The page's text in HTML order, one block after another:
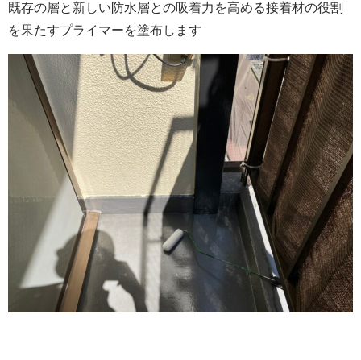
既存の層と新しい防水層との吸着力を高める接着材の役割
を果たすプライマーを塗布します